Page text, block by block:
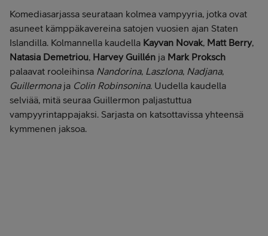
Komediasarjassa seurataan kolmea vampyyria, jotka ovat
asuneet kämppäkavereina satojen vuosien ajan Staten
Islandilla. Kolmannella kaudella Kayvan Novak, Matt Berry,
Natasia Demetriou, Harvey Guillén ja Mark Proksch
palaavat rooleihinsa Nandorina, Laszlona, Nadjana,
Guillermonaja Colin Robinsonina. Uudella kaudella
selviää, mitä seuraa Guillermon paljastuttua
vampyyrintappajaksi. Sarjasta on katsottavissa yhteensä
kymmenen jaksoa.